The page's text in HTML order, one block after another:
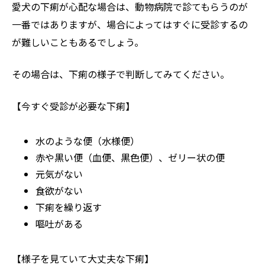
愛犬の下痢が心配な場合は、動物病院で診てもらうのが
一番ではありますが、場合によってはすぐに受診するの
が難しいこともあるでしょう。
その場合は、下痢の様子で判断してみてください。
【今すぐ受診が必要な下痢】
水のような便（水様便）
赤や黒い便（血便、黒色便）、ゼリー状の便
元気がない
食欲がない
下痢を繰り返す
嘔吐がある
【様子を見ていて大丈夫な下痢】